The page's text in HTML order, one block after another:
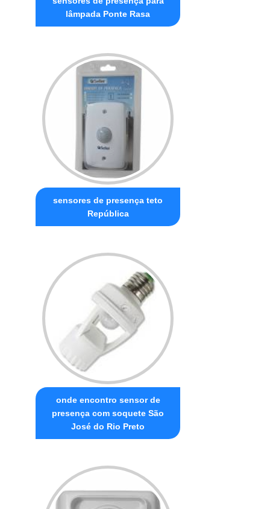
lâmpada Ponte Rasa
sensores de presença teto
República
onde encontro sensor de
presença com soquete São
José do Rio Preto